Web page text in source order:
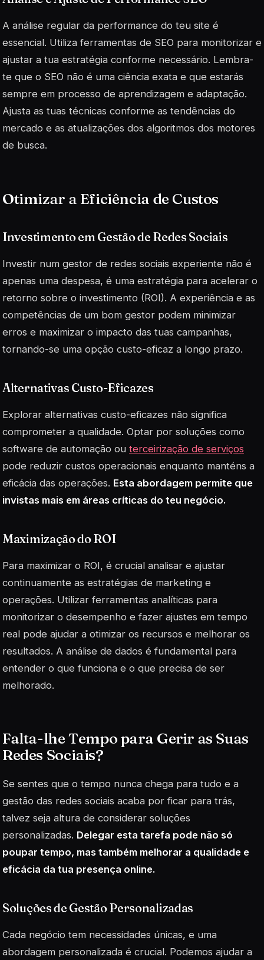
A análise regular da performance do teu site é
essencial. Utiliza ferramentas de SEO para monitorizar e
ajustar a tua estratégia conforme necessário. Lembra-
te que o SEO não é uma ciência exata e que estarás
sempre em processo de aprendizagem e adaptação.
Ajusta as tuas técnicas conforme as tendências do
mercado e as atualizações dos algoritmos dos motores
de busca.
Otimizar a Eficiência de Custos
Investimento em Gestão de Redes Sociais
Investir num gestor de redes sociais experiente não é
apenas uma despesa, é uma estratégia para acelerar o
retorno sobre o investimento (ROI). A experiência e as
competências de um bom gestor podem minimizar
erros e maximizar o impacto das tuas campanhas,
tornando-se uma opção custo-eficaz a longo prazo.
Alternativas Custo-Eficazes
Explorar alternativas custo-eficazes não significa
comprometer a qualidade. Optar por soluções como
software de automação ou terceirização de serviços
pode reduzir custos operacionais enquanto manténs a
eficácia das operações. Esta abordagem permite que
invistas mais em áreas críticas do teu negócio.
Maximização do ROI
Para maximizar o ROI, é crucial analisar e ajustar
continuamente as estratégias de marketing e
operações. Utilizar ferramentas analíticas para
monitorizar o desempenho e fazer ajustes em tempo
real pode ajudar a otimizar os recursos e melhorar os
resultados. A análise de dados é fundamental para
entender o que funciona e o que precisa de ser
melhorado.
Falta-lhe Tempo para Gerir as Suas
Redes Sociais?
Se sentes que o tempo nunca chega para tudo e a
gestão das redes sociais acaba por ficar para trás,
talvez seja altura de considerar soluções
personalizadas. Delegar esta tarefa pode não só
poupar tempo, mas também melhorar a qualidade e
eficácia da tua presença online.
Soluções de Gestão Personalizadas
Cada negócio tem necessidades únicas, e uma
abordagem personalizada é crucial. Podemos ajudar a